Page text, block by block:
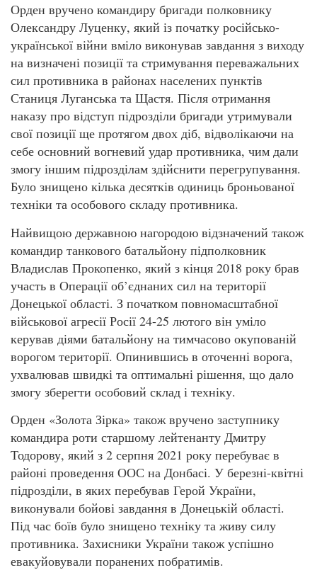
Орден вручено командиру бригади полковнику
Олександру Луценку, який із початку російсько-
української війни вміло виконував завдання з виходу
на визначені позиції та стримування переважальних
сил противника в районах населених пунктів
Станиця Луганська та Щастя. Після отримання
наказу про відступ підрозділи бригади утримували
свої позиції ще протягом двох діб, відволікаючи на
себе основний вогневий удар противника, чим дали
змогу іншим підрозділам здійснити перегрупування.
Було знищено кілька десятків одиниць броньованої
техніки та особового складу противника.
Найвищою державною нагородою відзначений також
командир танкового батальйону підполковник
Владислав Прокопенко, який з кінця 2018 року брав
участь в Операції об’єднаних сил на території
Донецької області. З початком повномасштабної
військової агресії Росії 24-25 лютого він уміло
керував діями батальйону на тимчасово окупованій
ворогом території. Опинившись в оточенні ворога,
ухвалював швидкі та оптимальні рішення, що дало
змогу зберегти особовий склад і техніку.
Орден «Золота Зірка» також вручено заступнику
командира роти старшому лейтенанту Дмитру
Тодорову, який з 2 серпня 2021 року перебуває в
районі проведення ООС на Донбасі. У березні-квітні
підрозділи, в яких перебував Герой України,
виконували бойові завдання в Донецькій області.
Під час боїв було знищено техніку та живу силу
противника. Захисники України також успішно
евакуйовували поранених побратимів.